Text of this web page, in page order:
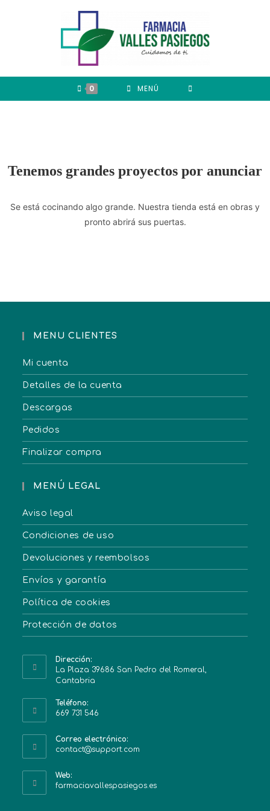
0 MENÚ
Tenemos grandes proyectos por anunciar
Se está cocinando algo grande. Nuestra tienda está en obras y
pronto abrirá sus puertas.
MENU CLIENTES
Mi cuenta
Detalles de la cuenta
Descargas
Pedidos
Finalizar compra
MENÚ LEGAL
Aviso legal
Condiciones de uso
Devoluciones y reembolsos
Envíos y garantía
Política de cookies
Protección de datos
Dirección:
La Plaza 39686 San Pedro del Romeral,
Cantabria
Teléfono:
669 731 546
Correo electrónico:
contact@support.com
Web:
farmaciavallespasiegos.es